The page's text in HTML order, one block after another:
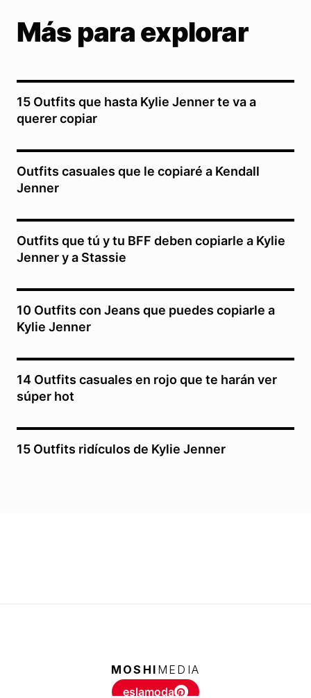
Más para explorar
15 Outfits que hasta Kylie Jenner te va a
querer copiar
Outfits casuales que le copiaré a Kendall
Jenner
Outfits que tú y tu BFF deben copiarle a Kylie
Jenner y a Stassie
10 Outfits con Jeans que puedes copiarle a
Kylie Jenner
14 Outfits casuales en rojo que te harán ver
súper hot
15 Outfits ridículos de Kylie Jenner
MOSHI MEDIA
eslamoda